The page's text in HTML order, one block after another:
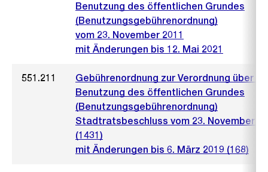
Benutzung des öffentlichen Grundes
(Benutzungsgebührenordnung)
vom 23. November 2011
mit Änderungen bis 12. Mai 2021
551.211
Gebührenordnung zur Verordnung über
Benutzung des öffentlichen Grundes
(Benutzungsgebührenordnung)
Stadtratsbeschluss vom 23. November
(1431)
mit Änderungen bis 6. März 2019 (168)